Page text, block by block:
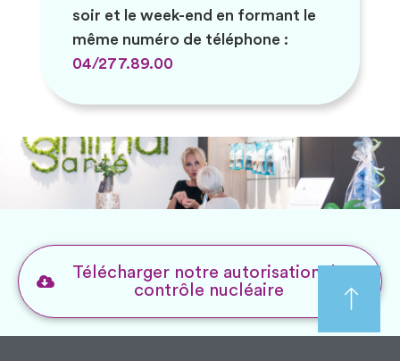
soir et le week-end en formant le
même numéro de téléphone :
04/277.89.00
Télécharger notre autorisation de
contrôle nucléaire